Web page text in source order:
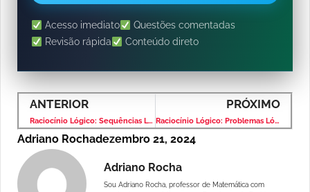
Acesso imediato
Questões comentadas
Revisão rápida
Conteúdo direto
ANTERIOR
Raciocínio Lógico: Sequências Lógicas – Banca VUNESP – Nível Superior
PRÓXIMO
Raciocínio Lógico: Problemas Lógicos – Banca VUNESP – Nível Superior
Adriano Rochadezembro 21, 2024
Adriano Rocha
Sou Adriano Rocha, professor de Matemática com